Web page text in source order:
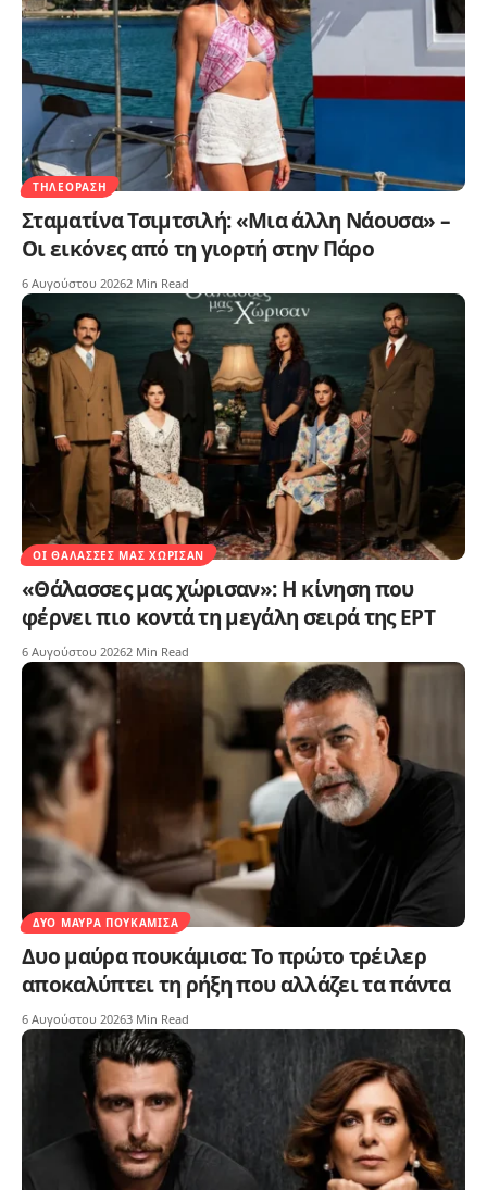
ΤΗΛΕΌΡΑΣΗ
Σταματίνα Τσιμτσιλή: «Μια άλλη Νάουσα» –
Οι εικόνες από τη γιορτή στην Πάρο
6 Αυγούστου 20262 Min Read
ΟΙ ΘΆΛΑΣΣΕΣ ΜΑΣ ΧΏΡΙΣΑΝ
«Θάλασσες μας χώρισαν»: Η κίνηση που
φέρνει πιο κοντά τη μεγάλη σειρά της ΕΡΤ
6 Αυγούστου 20262 Min Read
ΔΥΟ ΜΑΎΡΑ ΠΟΥΚΆΜΙΣΑ
Δυο μαύρα πουκάμισα: Το πρώτο τρέιλερ
αποκαλύπτει τη ρήξη που αλλάζει τα πάντα
6 Αυγούστου 20263 Min Read